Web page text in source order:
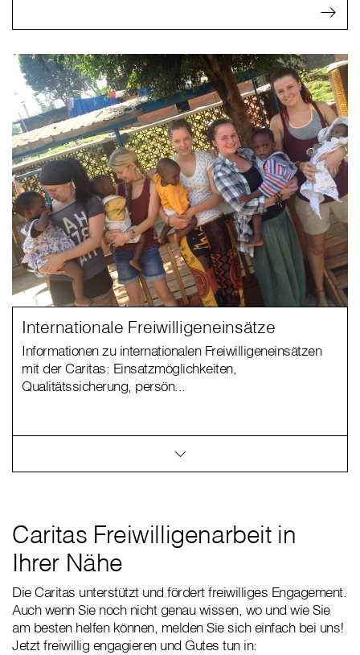
Internationale Freiwilligeneinsätze
Informationen zu internationalen Freiwilligeneinsätzen
mit der Caritas: Einsatzmöglichkeiten,
Qualitätssicherung, persön...
Caritas Freiwilligenarbeit in
Ihrer Nähe
Die Caritas unterstützt und fördert freiwilliges Engagement.
Auch wenn Sie noch nicht genau wissen, wo und wie Sie
am besten helfen können, melden Sie sich einfach bei uns!
Jetzt freiwillig engagieren und Gutes tun in: